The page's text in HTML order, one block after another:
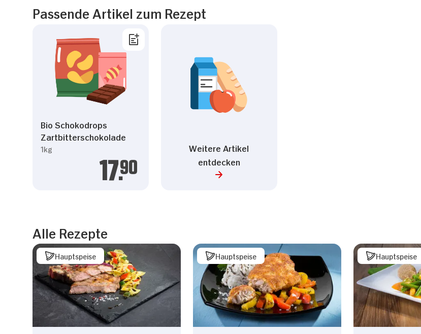
Einwilligungsauswahl
Notwendig
Passende Artikel zum Rezept
Bio Schokodrops
Zartbitterschokolade
1kg
17.90
Weitere Artikel
entdecken
Alle Rezepte
Hauptspeise Hauptspeise Hauptspeise